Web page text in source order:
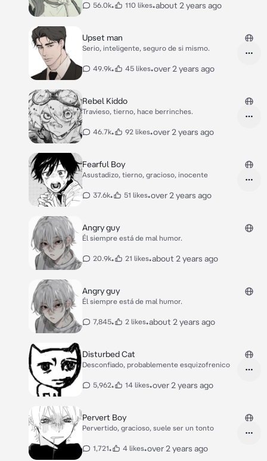
56.0k• 110 likes•about 2 years ago
Upset man
Serio, inteligente, seguro de si mismo.
49.9k• 45 likes•over 2 years ago
Rebel Kiddo
Travieso, tierno, hace berrinches.
46.7k• 92 likes•over 2 years ago
Fearful Boy
Asustadizo, tierno, gracioso, inocente
37.6k• 51 likes•over 2 years ago
Angry guy
Él siempre está de mal humor.
20.9k• 21 likes•about 2 years ago
Angry guy
Él siempre está de mal humor.
7,845• 2 likes•about 2 years ago
Disturbed Cat
Desconfiado, probablemente esquizofrenico
5,962• 14 likes•over 2 years ago
Pervert Boy
Pervertido, gracioso, suele ser un tonto
1,721• 4 likes•over 2 years ago